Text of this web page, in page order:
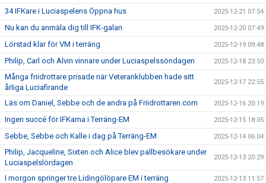
34 IFKare i Luciaspelens Öppna hus 2025-12-21 07:54
Nu kan du anmäla dig till IFK-galan 2025-12-20 07:49
Lörstad klar för VM i terräng 2025-12-19 09:48
Philip, Carl och Alvin vinnare under Luciaspelssöndagen 2025-12-18 23:50
Många friidrottare prisade när Veteranklubben hade sitt
årliga Luciafirande
2025-12-17 22:55
Läs om Daniel, Sebbe och de andra på Friidrottaren.com 2025-12-16 20:19
Ingen succé för IFKarna i Terräng-EM 2025-12-15 18:05
Sebbe, Sebbe och Kalle i dag på Terräng-EM 2025-12-14 06:04
Philip, Jacqueline, Sixten och Alice blev pallbesökare under
Luciaspelslördagen
2025-12-13 20:29
I morgon springer tre Lidingölöpare EM i terräng 2025-12-13 11:57